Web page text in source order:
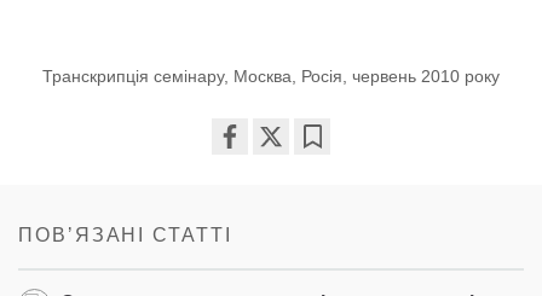
Транскрипція семінару, Москва, Росія, червень 2010 року
ПОВʼЯЗАНІ СТАТТІ